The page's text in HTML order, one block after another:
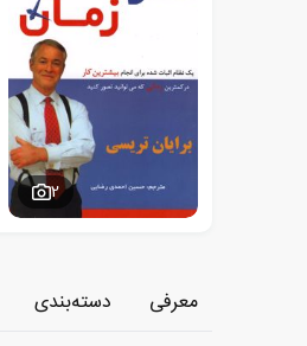
2
معرفی دسته‌بندی